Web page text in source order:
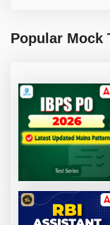
Popular Mock